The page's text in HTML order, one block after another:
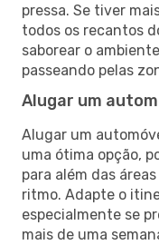
pressa. Se tiver
todos os recantos
saborear o
passeando pelas
Alugar um
Alugar um
uma ótima opção,
para além das
ritmo. Adapte o
especialmente se
mais de uma